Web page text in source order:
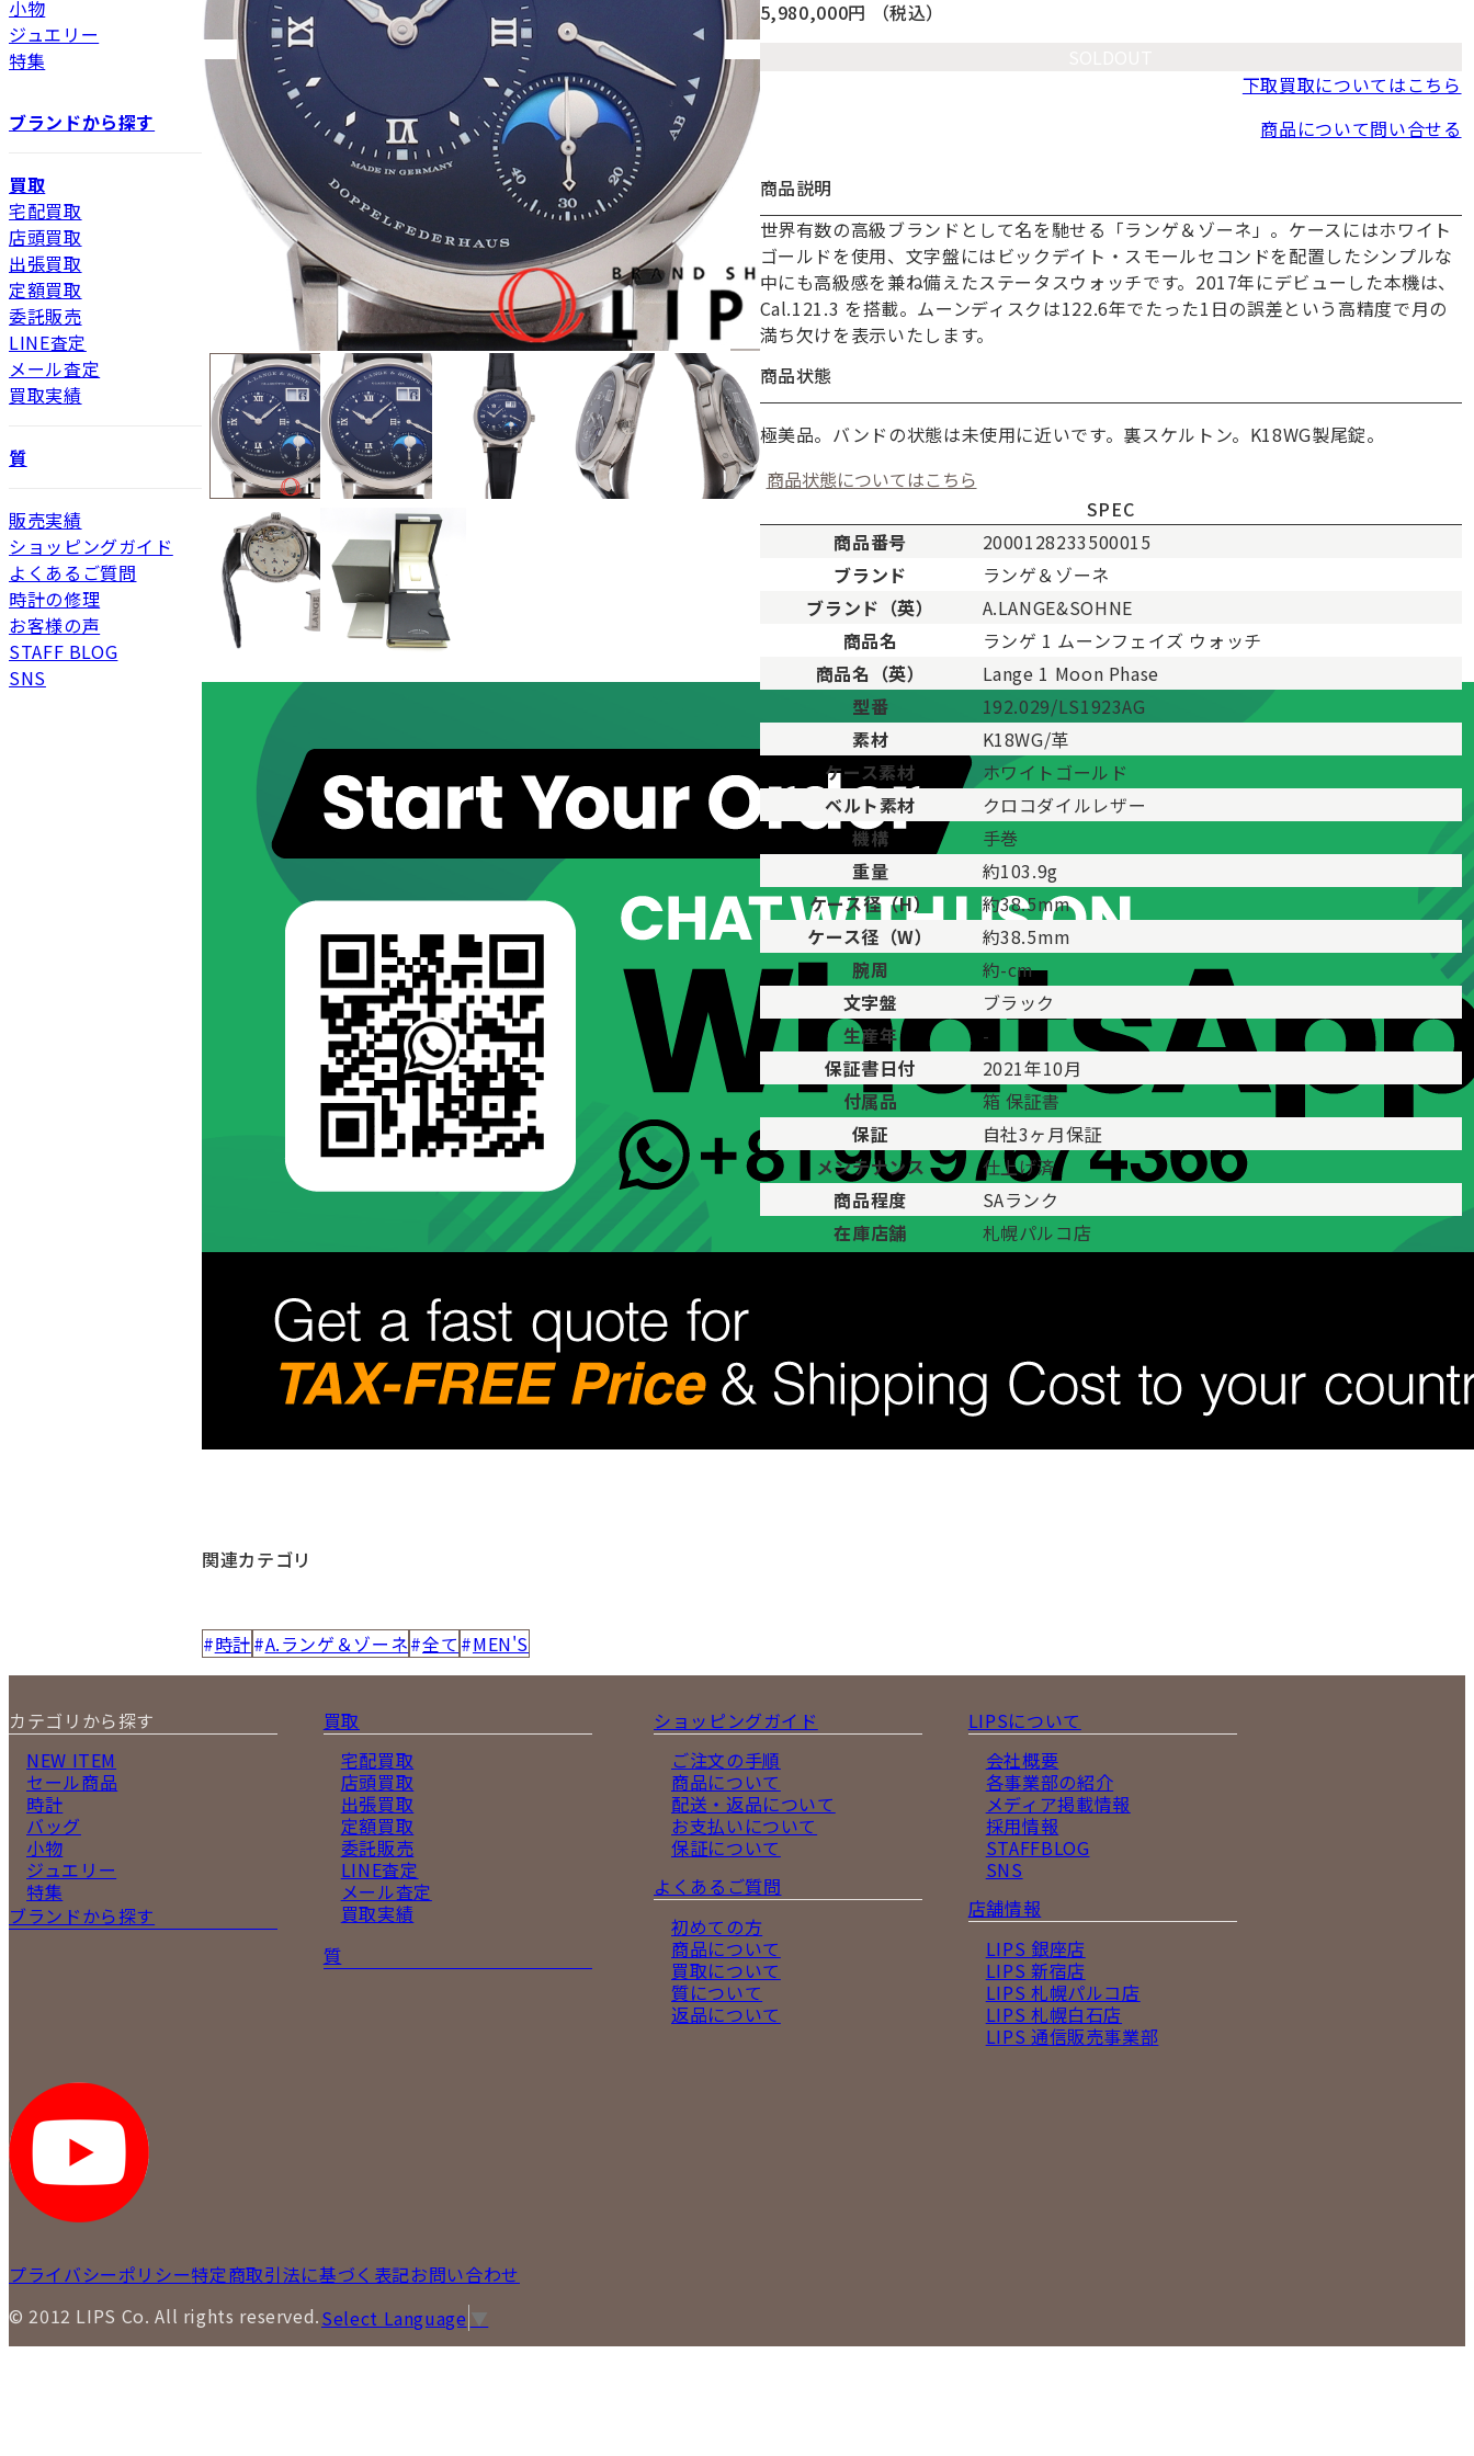
小物
ジュエリー
特集
ブランドから探す
買取
宅配買取
店頭買取
出張買取
定額買取
委託販売
LINE査定
メール査定
買取実績
質
販売実績
ショッピングガイド
よくあるご質問
時計の修理
お客様の声
STAFF BLOG
SNS
5,980,000円
（税込）
下取買取についてはこちら
商品について問い合せる
お買い物を続ける カートへ進む
商品説明
世界有数の高級ブランドとして名を馳せる「ランゲ＆ゾーネ」。ケースにはホワイト
ゴールドを使用、文字盤にはビックデイト・スモールセコンドを配置したシンプルな
中にも高級感を兼ね備えたステータスウォッチです。2017年にデビューした本機は、
Cal.121.3 を搭載。ムーンディスクは122.6年でたった1日の誤差という高精度で月の
満ち欠けを表示いたします。
商品状態
極美品。バンドの状態は未使用に近いです。裏スケルトン。K18WG製尾錠。
商品状態についてはこちら
新品
新品状態。
未使用
展示品などの未使用品。
SAランク
未使用同様品。数回使用した程度、もしくは新品に近い状態の商品。
Aランク 僅かな傷、汚れはありますが比較的程度の良い商品。
ABランク
少々使用感はありますが、キズや汚れが少なめで比較的状態の良い商品。
Bランク
BCランク
とても使用感のある商品。傷や汚れなどがあり、目立つ場合があります。
色濃く使用感があり、傷や汚れが多く目立つ場合があります。
SPEC
商品番号
2000128233500015
ブランド
ランゲ＆ゾーネ
ブランド（英）
A.LANGE&SOHNE
商品名
ランゲ 1 ムーンフェイズ ウォッチ
商品名（英）
Lange 1 Moon Phase
型番
192.029/LS1923AG
素材
K18WG/革
ケース素材
ホワイトゴールド
ベルト素材
クロコダイルレザー
機構
手巻
重量
約103.9g
ケース径（H）
約38.5mm
ケース径（W）
約38.5mm
腕周
約-cm
文字盤
ブラック
生産年
-
保証書日付
2021年10月
付属品
箱 保証書
保証
自社3ヶ月保証
メンテナンス
仕上げ済
商品程度
SAランク
在庫店舗
札幌パルコ店
関連カテゴリ
時計 A.ランゲ＆ゾーネ 全て MEN'S
カテゴリから探す
NEW ITEM
セール商品
時計
バッグ
小物
ジュエリー
特集
ブランドから探す
買取
宅配買取
店頭買取
出張買取
定額買取
委託販売
LINE査定
メール査定
買取実績
質
ショッピングガイド
ご注文の手順
商品について
配送・返品について
お支払いについて
保証について
よくあるご質問
初めての方
商品について
買取について
質について
返品について
LIPSについて
会社概要
各事業部の紹介
メディア掲載情報
採用情報
STAFFBLOG
SNS
店舗情報
LIPS 銀座店
LIPS 新宿店
LIPS 札幌パルコ店
LIPS 札幌白石店
LIPS 通信販売事業部
プライバシーポリシー特定商取引法に基づく表記お問い合わせ
© 2012 LIPS Co. All rights reserved.Select Language ▼